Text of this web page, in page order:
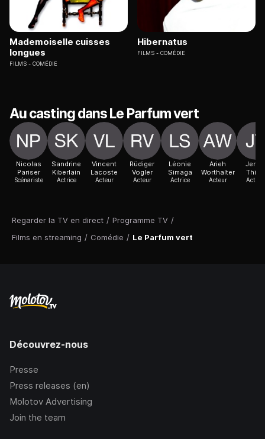
Regarder la TV en direct / Programme TV /
Films en streaming / Comédie / Le Parfum vert
Mademoiselle cuisses
longues
FILMS COMÉDIE
Hibernatus
FILMS COMÉDIE
Au casting dans Le Parfum vert
Nicolas
Pariser
Scénariste
Sandrine
Kiberlain
Actrice
Vincent
Lacoste
Acteur
Rüdiger
Vogler
Acteur
Léonie
Simaga
Actrice
Arieh
Worthalter
Acteur
Jenna
Thiam
Actrice
Découvrez-nous
Presse
Press releases (en)
Molotov Advertising
Join the team